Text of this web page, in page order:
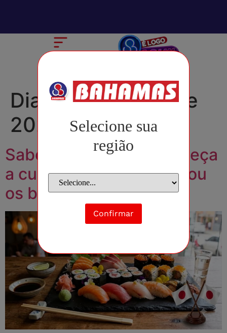
Selecione sua
região
Confirmar
Dia:26 de junho de
2026
Sabores do Japão: conheça
a culinária que conquistou
os brasileiros